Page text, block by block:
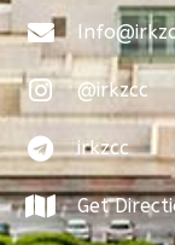
@irkzcc
irkzcc
Get